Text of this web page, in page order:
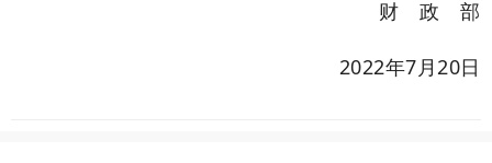
财 政 部
2022年7月20日